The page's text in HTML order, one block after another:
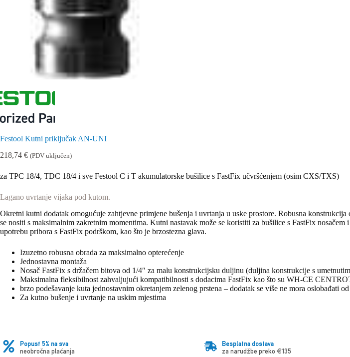
Festool Kutni priključak AN-UNI
218,74 € (PDV uključen)
za TPC 18/4, TDC 18/4 i sve Festool C i T akumulatorske bušilice s FastFix učvršćenjem (osim CXS/TXS)
Lagano uvrtanje vijaka pod kutom.
Okretni kutni dodatak omogućuje zahtjevne primjene bušenja i uvrtanja u uske prostore. Robusna
se nositi s maksimalnim zakretnim momentima. Kutni nastavak može se koristiti za bušilice s FastFix
upotrebu pribora s FastFix podrškom, kao što je brzostezna glava.
Izuzetno robusna obrada za maksimalno opterećenje
Jednostavna montaža
Nosač FastFix s držačem bitova od 1/4″ za malu konstrukcijsku duljinu (duljina konstrukcije s
Maksimalna fleksibilnost zahvaljujući kompatibilnosti s dodacima FastFix kao što su WH-CE
brzo podešavanje kuta jednostavnim okretanjem zelenog prstena – dodatak se više ne mora oslobađati
Za kutno bušenje i uvrtanje na uskim mjestima
Popust 5% na sva
neobročna plaćanja
Besplatna dostava
za narudžbe preko €135